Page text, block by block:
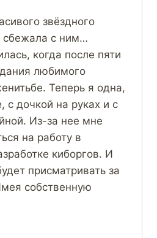
звёздного
сбежала с ним…
когда после пяти
любимого
Теперь я одна,
с дочкой на руках и с
Из-за нее мне
на работу в
киборгов. И
присматривать за
собственную